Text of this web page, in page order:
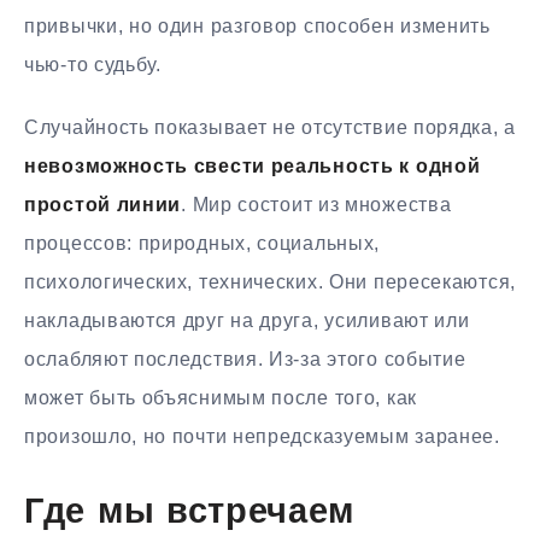
привычки, но один разговор способен изменить
чью-то судьбу.
Случайность показывает не отсутствие порядка, а
невозможность свести реальность к одной
простой линии. Мир состоит из множества
процессов: природных, социальных,
психологических, технических. Они пересекаются,
накладываются друг на друга, усиливают или
ослабляют последствия. Из-за этого событие
может быть объяснимым после того, как
произошло, но почти непредсказуемым заранее.
Где мы встречаем